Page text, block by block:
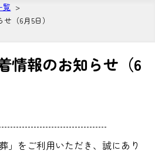
覧
（6月5日）
情報のお知らせ（6
」をご利用いただき、誠にあり